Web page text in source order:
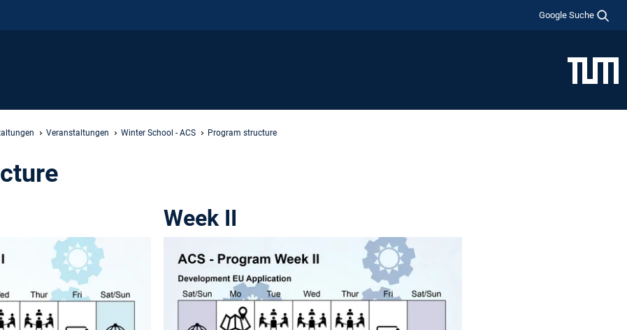
Google Suche
Veranstaltungen Winter School - ACS Program structure
Week II